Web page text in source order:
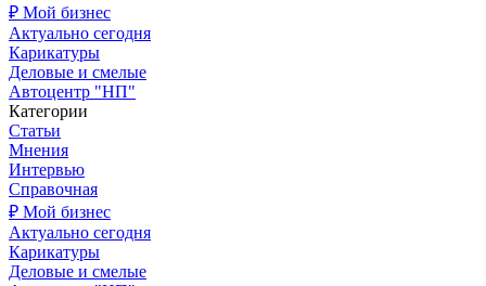
₽ Мой бизнес
Актуально сегодня
Карикатуры
Деловые и смелые
Автоцентр "НП"
Категории
Статьи
Мнения
Интервью
Справочная
₽ Мой бизнес
Актуально сегодня
Карикатуры
Деловые и смелые